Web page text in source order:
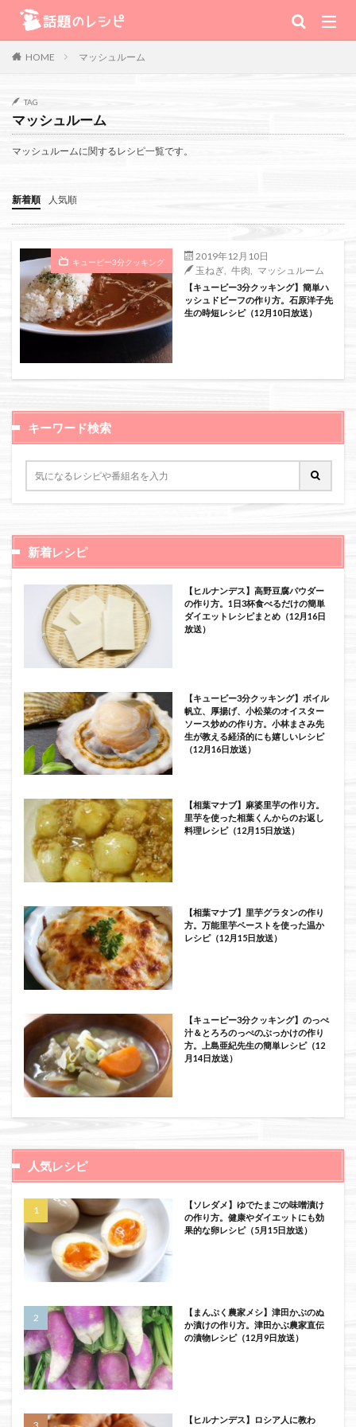
HOME マッシュルーム
TAG
マッシュルーム
マッシュルームに関するレシピ一覧です。
新着順 人気順
キューピー3分クッキング
2019年12月10日
玉ねぎ
牛肉 マッシュルーム
【キューピー3分クッキング】簡単ハ
ッシュドビーフの作り方。石原洋子先
生の時短レシピ（12月10日放送）
キーワード検索
新着レシピ
【ヒルナンデス】高野豆腐パウダー
の作り方。1日3杯食べるだけの簡単
ダイエットレシピまとめ（12月16日
放送）
【キューピー3分クッキング】ボイル
帆立、厚揚げ、小松菜のオイスター
ソース炒めの作り方。小林まさみ先
生が教える経済的にも嬉しいレシピ
（12月16日放送）
【相葉マナブ】麻婆里芋の作り方。
里芋を使った相葉くんからのお返し
料理レシピ（12月15日放送）
【相葉マナブ】里芋グラタンの作り
方。万能里芋ペーストを使った温か
レシピ（12月15日放送）
【キューピー3分クッキング】のっぺ
汁＆とろろのっぺのぶっかけの作り
方。上島亜紀先生の簡単レシピ（12
月14日放送）
人気レシピ
【ソレダメ】ゆでたまごの味噌漬け
の作り方。健康やダイエットにも効
果的な卵レシピ（5月15日放送）
【まんぷく農家メシ】津田かぶのぬ
か漬けの作り方。津田かぶ農家直伝
の漬物レシピ（12月9日放送）
【ヒルナンデス】ロシア人に教わ
キーワード
TV番組
Warning: Use of undefined constant 番組 - assumed '番組' (this will
throw an Error in a future version of PHP) in
/home/xs111inc/wadai.info/public_html/wp-content/themes/the-
thor-child/searchform-refine.php on line41
絞り込み検索